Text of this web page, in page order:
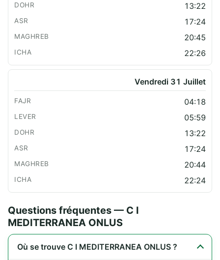
13:22
17:24
20:45
22:26
Vendredi 31 Juillet
04:18
05:59
13:22
17:24
20:44
22:24
Questions fréquentes — C I
MEDITERRANEA ONLUS
Où se trouve C I MEDITERRANEA ONLUS ?